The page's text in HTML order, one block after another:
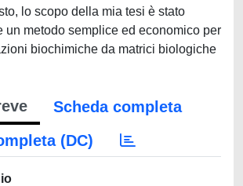
lo scopo della mia tesi è stato
un metodo semplice ed economico per
biochimiche da matrici biologiche
Scheda completa
(DC)